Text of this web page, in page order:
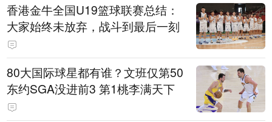
香港金牛全国U19篮球联赛总结：
大家始终未放弃，战斗到最后一刻
80大国际球星都有谁？文班仅第50
东约SGA没进前3 第1桃李满天下